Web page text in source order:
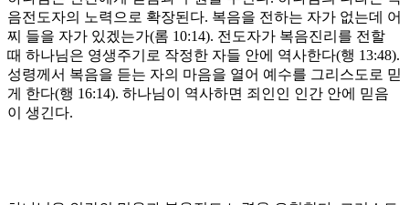
음전도자의 노력으로 확장된다. 복음을 전하는 자가 없는데 어
찌 들을 자가 있겠는가(롬 10:14). 전도자가 복음진리를 전할
때 하나님은 영생주기로 작정한 자들 안에 역사한다(행 13:48).
성령께서 복음을 듣는 자의 마음을 열어 예수를 그리스도로 믿
게 한다(행 16:14). 하나님이 역사하면 죄인인 인간 안에 믿음
이 생긴다.